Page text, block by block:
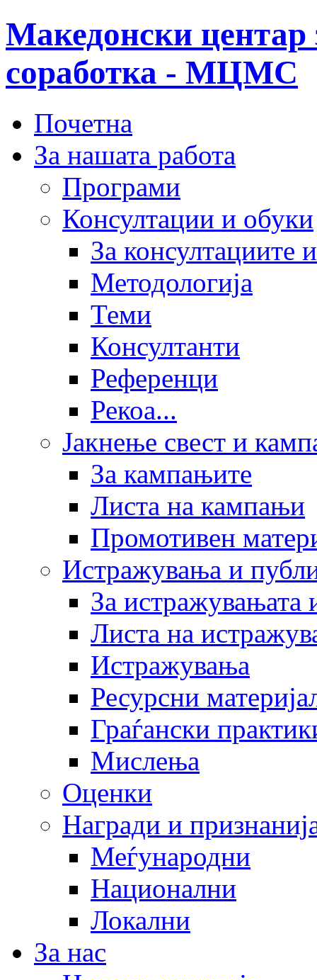
Македонски центар
соработка - МЦМС
Почетна
За нашата работа
Програми
Консултации и обуки
За консултациите
Методологија
Теми
Консултанти
Референци
Рекоа...
Јакнење свест и
За кампањите
Листа на кампањи
Промотивен
Истражувања и
За истражувањата
Листа на
Истражувања
Ресурсни
Граѓански
Мислења
Оценки
Награди и
Меѓународни
Национални
Локални
За нас